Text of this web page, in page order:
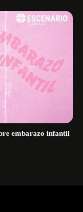
embarazo infantil